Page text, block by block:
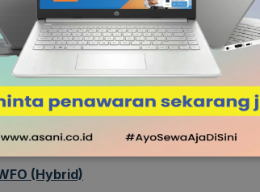
berupa huruf, angka, simbol dan lainnya.
Anda bisa mengetik laporan maupun
(Hybrid)